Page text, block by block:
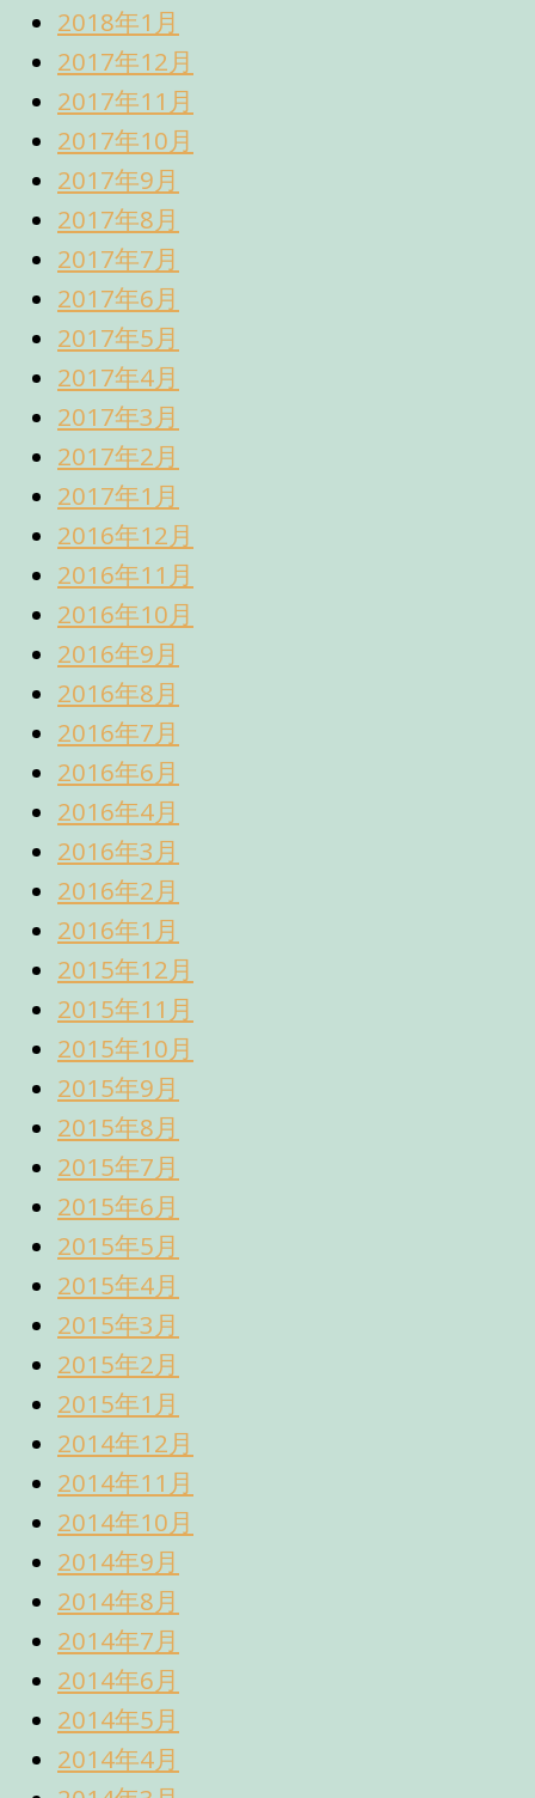
2018年1月
2017年12月
2017年11月
2017年10月
2017年9月
2017年8月
2017年7月
2017年6月
2017年5月
2017年4月
2017年3月
2017年2月
2017年1月
2016年12月
2016年11月
2016年10月
2016年9月
2016年8月
2016年7月
2016年6月
2016年4月
2016年3月
2016年2月
2016年1月
2015年12月
2015年11月
2015年10月
2015年9月
2015年8月
2015年7月
2015年6月
2015年5月
2015年4月
2015年3月
2015年2月
2015年1月
2014年12月
2014年11月
2014年10月
2014年9月
2014年8月
2014年7月
2014年6月
2014年5月
2014年4月